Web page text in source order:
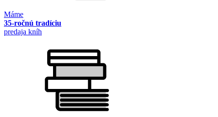
Máme
35-ročnú tradíciu
predaja kníh